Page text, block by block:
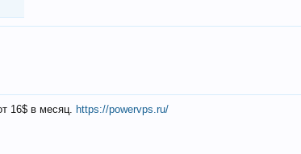
16$ в месяц. https://powervps.ru/